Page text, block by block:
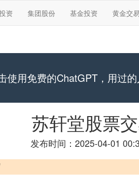
资 集团股份 基金投资 黄金交易
使用免费的ChatGPT，用过的
苏轩堂股票
发布时间：2025-04-01